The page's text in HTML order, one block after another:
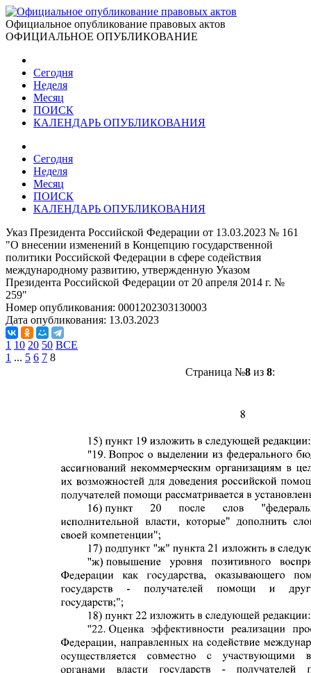
Официальное опубликование правовых актов
ОФИЦИАЛЬНОЕ ОПУБЛИКОВАНИЕ
Сегодня
Неделя
Месяц
ПОИСК
КАЛЕНДАРЬ ОПУБЛИКОВАНИЯ
Сегодня
Неделя
Месяц
ПОИСК
КАЛЕНДАРЬ ОПУБЛИКОВАНИЯ
Указ Президента Российской Федерации от 13.03.2023 № 161
"О внесении изменений в Концепцию государственной
политики Российской Федерации в сфере содействия
международному развитию, утвержденную Указом
Президента Российской Федерации от 20 апреля 2014 г. №
259"
Номер опубликования: 0001202303130003
Дата опубликования: 13.03.2023
1 10 20 50 ВСЕ
1 ... 5 6 7 8
Страница №8из 8: